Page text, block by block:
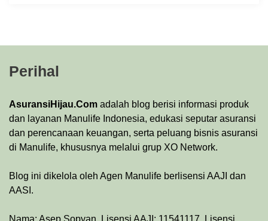
Perihal
AsuransiHijau.Com adalah blog berisi informasi produk
dan layanan Manulife Indonesia, edukasi seputar asuransi
dan perencanaan keuangan, serta peluang bisnis asuransi
di Manulife, khususnya melalui grup XO Network.
Blog ini dikelola oleh Agen Manulife berlisensi AAJI dan
AASI.
Nama: Asep Sopyan. Lisensi AAJI: 11541117. Lisensi